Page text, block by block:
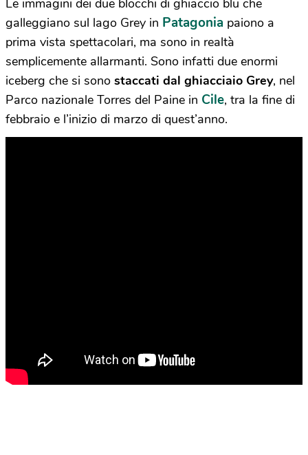
Le immagini dei due blocchi di ghiaccio blu che
galleggiano sul lago Grey in Patagonia paiono a
prima vista spettacolari, ma sono in realtà
semplicemente allarmanti. Sono infatti due enormi
iceberg che si sono staccati dal ghiacciaio Grey, nel
Parco nazionale Torres del Paine in Cile, tra la fine di
febbraio e l’inizio di marzo di quest’anno.